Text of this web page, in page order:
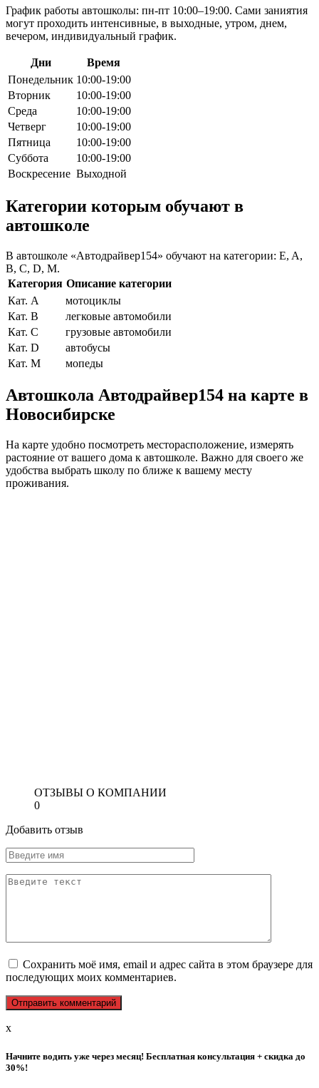
График работы автошколы: пн-пт 10:00–19:00. Сами заниятия
могут проходить интенсивные, в выходные, утром, днем,
вечером, индивидуальный график.
Дни
Время
Понедельник 10:00-19:00
Вторник
10:00-19:00
Среда
10:00-19:00
Четверг
10:00-19:00
Пятница
10:00-19:00
Суббота
10:00-19:00
Воскресение Выходной
Категории которым обучают в
автошколе
В автошколе «Автодрайвер154» обучают на категории: E, A,
B, C, D, M.
Категория Описание категории
Кат. A
мотоциклы
Кат. B
легковые автомобили
Кат. C
грузовые автомобили
Кат. D
автобусы
Кат. M
мопеды
Автошкола Автодрайвер154 на карте в
Новосибирске
На карте удобно посмотреть месторасположение, измерять
растояние от вашего дома к автошколе. Важно для своего же
удобства выбрать школу по ближе к вашему месту
проживания.
ОТЗЫВЫ О КОМПАНИИ
0
Добавить отзыв
Сохранить моё имя, email и адрес сайта в этом браузере для
последующих моих комментариев.
x
Начните водить уже через месяц! Бесплатная консультация + скидка до
30%!